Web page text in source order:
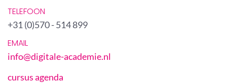
TELEFOON
+31 (0)570 - 514 899
EMAIL
info@digitale-academie.nl
cursus agenda